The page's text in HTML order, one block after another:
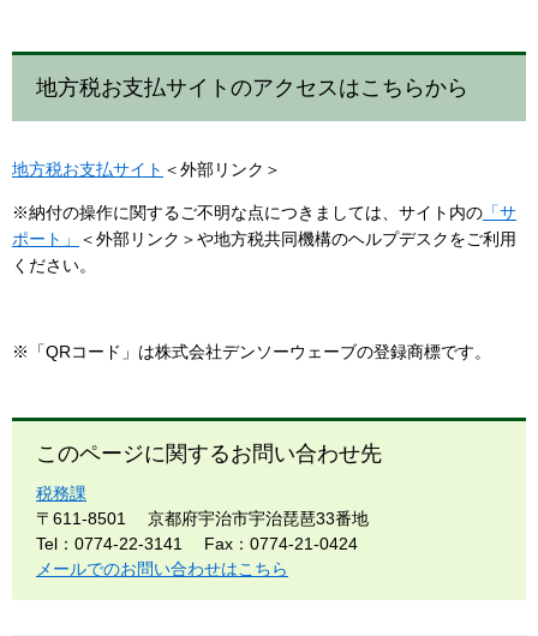
地方税お支払サイトのアクセスはこちらから
地方税お支払サイト ＜外部リンク＞
※納付の操作に関するご不明な点につきましては、サイト内の 「サ
ポート」
＜外部リンク＞や地方税共同機構のヘルプデスクをご利用
ください。
※「QRコード」は株式会社デンソーウェーブの登録商標です。
このページに関するお問い合わせ先
税務課
〒611-8501
京都府宇治市宇治琵琶33番地
Tel：0774-22-3141
Fax：0774-21-0424
メールでのお問い合わせはこちら